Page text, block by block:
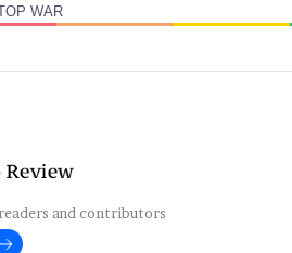
WAR
and contributors